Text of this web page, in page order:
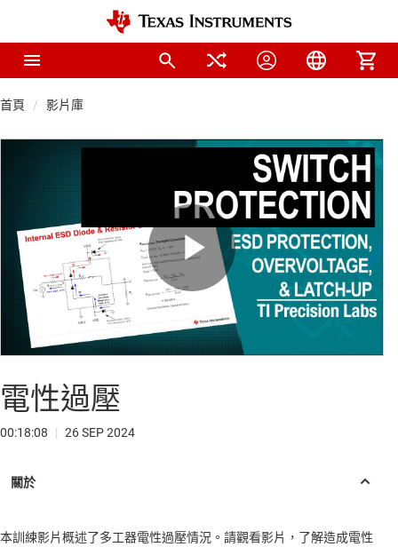
首頁 影片庫
Play
電性過壓
00:18:08 | 26 SEP 2024
本訓練影片概述了多工器電性過壓情況。請觀看影片，了解造成電性